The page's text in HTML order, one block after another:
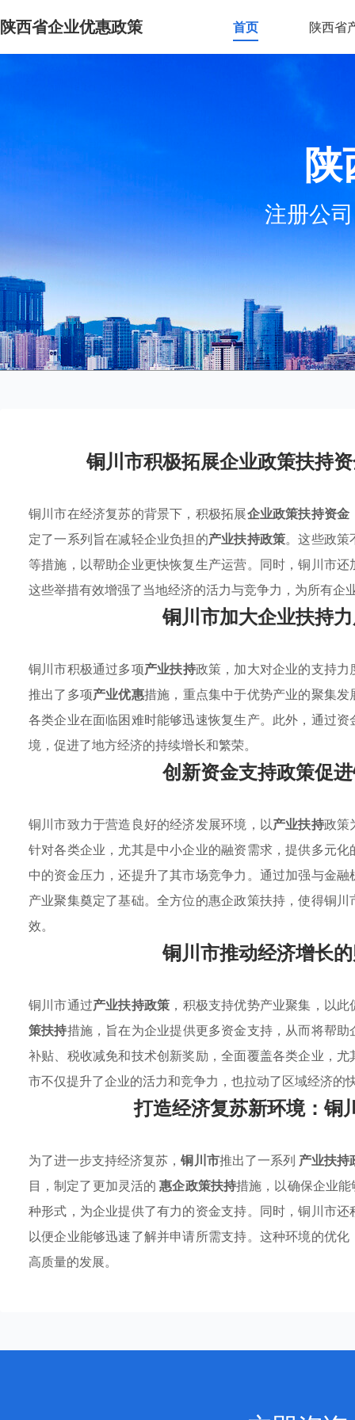
陕西省企业优惠政策 首页 陕西省
陕
注册公
铜川市积极拓展企业政策扶持
铜川市在经济复苏的背景下，积极拓展企业政策扶持资金
定了一系列旨在减轻企业负担的产业扶持政策。这些政策
等措施，以帮助企业更快恢复生产运营。同时，铜川市
这些举措有效增强了当地经济的活力与竞争力，为所有
铜川市加大企业扶持
铜川市积极通过多项产业扶持政策，加大对企业的支持
推出了多项产业优惠措施，重点集中于优势产业的聚集
各类企业在面临困难时能够迅速恢复生产。此外，通过
境，促进了地方经济的持续增长和繁荣。
创新资金支持政策促
铜川市致力于营造良好的经济发展环境，以产业扶持政策
针对各类企业，尤其是中小企业的融资需求，提供多元
中的资金压力，还提升了其市场竞争力。通过加强与金
产业聚集奠定了基础。全方位的惠企政策扶持，使得铜
效。
铜川市推动经济增长
铜川市通过产业扶持政策 ，积极支持优势产业聚集，以
策扶持措施，旨在为企业提供更多资金支持，从而将帮
补贴、税收减免和技术创新奖励，全面覆盖各类企业，
市不仅提升了企业的活力和竞争力，也拉动了区域经济的
打造经济复苏新环境：铜
为了进一步支持经济复苏，铜川市推出了一系列 产业扶持
目，制定了更加灵活的惠企政策扶持措施，以确保企业
种形式，为企业提供了有力的资金支持。同时，铜川市
以便企业能够迅速了解并申请所需支持。这种环境的优
高质量的发展。